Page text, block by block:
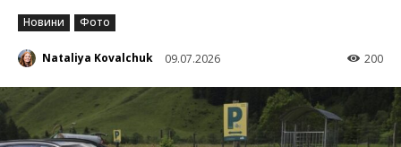
Новини Фото
Nataliya Kovalchuk 09.07.2026 200